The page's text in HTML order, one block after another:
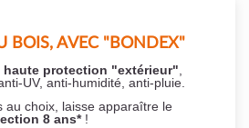
BOIS, AVEC "BONDEX"
haute protection "extérieur"
UV, anti-humidité, anti-pluie.
au choix, laisse apparaître le
8 ans*!